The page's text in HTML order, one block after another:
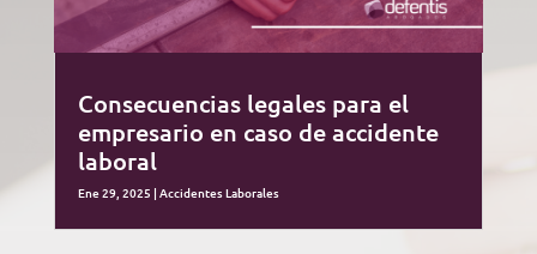
Consecuencias legales para el
empresario en caso de accidente
laboral
Ene 29, 2025 | Accidentes Laborales